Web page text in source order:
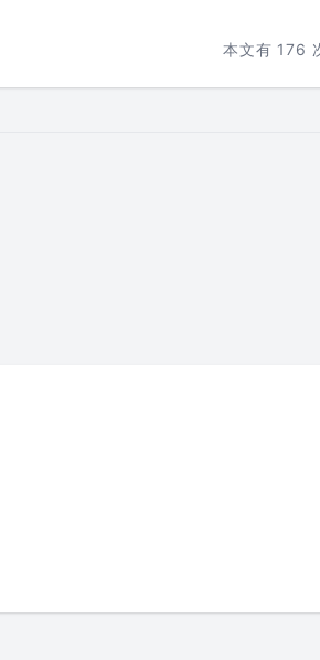
本文有 176